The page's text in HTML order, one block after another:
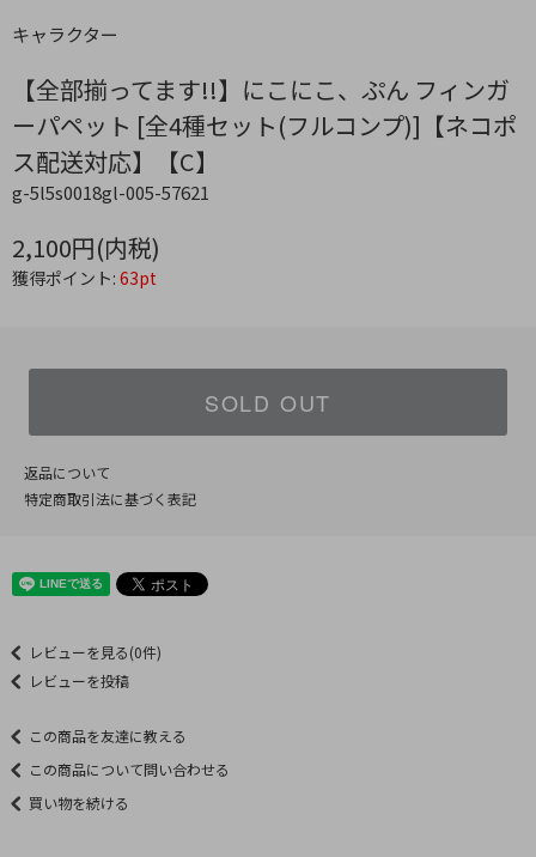
キャラクター
【全部揃ってます!!】にこにこ、ぷん フィンガ
ーパペット [全4種セット(フルコンプ)]【ネコポ
ス配送対応】【C】
g-5l5s0018gl-005-57621
2,100円(内税)
獲得ポイント: 63pt
SOLD OUT
返品について
特定商取引法に基づく表記
レビューを見る(0件)
レビューを投稿
この商品を友達に教える
この商品について問い合わせる
買い物を続ける